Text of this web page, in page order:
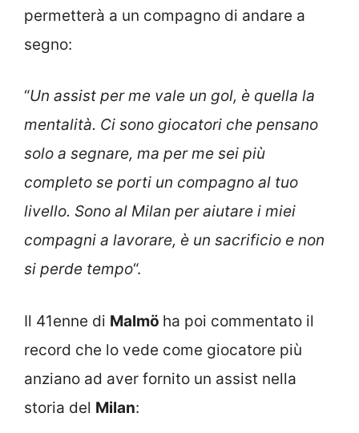
permetterà a un compagno di andare a
segno:
“Un assist per me vale un gol, è quella la
mentalità. Ci sono giocatori che pensano
solo a segnare, ma per me sei più
completo se porti un compagno al tuo
livello. Sono al Milan per aiutare i miei
compagni a lavorare, è un sacrificio e non
si perde tempo“.
Il 41enne di Malmö ha poi commentato il
record che lo vede come giocatore più
anziano ad aver fornito un assist nella
storia del Milan: